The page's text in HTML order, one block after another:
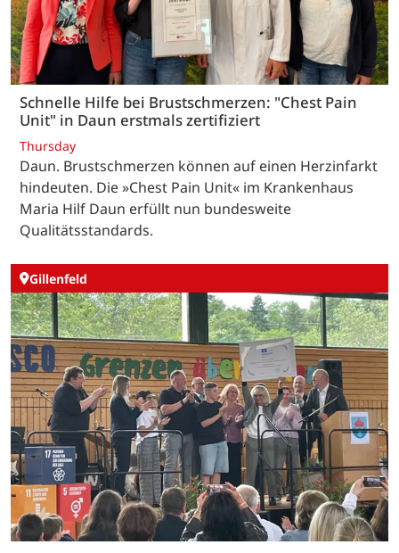
Schnelle Hilfe bei Brustschmerzen: "Chest Pain
Unit" in Daun erstmals zertifiziert
Thursday
Daun. Brustschmerzen können auf einen Herzinfarkt
hindeuten. Die »Chest Pain Unit« im Krankenhaus
Maria Hilf Daun erfüllt nun bundesweite
Qualitätsstandards.
Gillenfeld